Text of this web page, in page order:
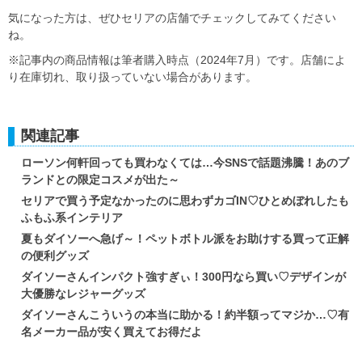
気になった方は、ぜひセリアの店舗でチェックしてみてください
ね。
※記事内の商品情報は筆者購入時点（2024年7月）です。店舗によ
り在庫切れ、取り扱っていない場合があります。
関連記事
ローソン何軒回っても買わなくては…今SNSで話題沸騰！あのブ
ランドとの限定コスメが出た～
セリアで買う予定なかったのに思わずカゴIN♡ひとめぼれしたも
ふもふ系インテリア
夏もダイソーへ急げ～！ペットボトル派をお助けする買って正解
の便利グッズ
ダイソーさんインパクト強すぎぃ！300円なら買い♡デザインが
大優勝なレジャーグッズ
ダイソーさんこういうの本当に助かる！約半額ってマジか…♡有
名メーカー品が安く買えてお得だよ